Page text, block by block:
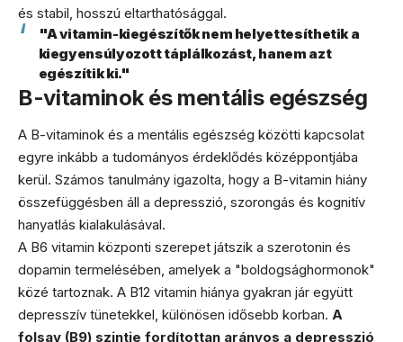
és stabil, hosszú eltarthatósággal.
"A vitamin-kiegészítők nem helyettesíthetik a
kiegyensúlyozott táplálkozást, hanem azt
egészítik ki."
B-vitaminok és mentális egészség
A B-vitaminok és a mentális egészség közötti kapcsolat
egyre inkább a tudományos érdeklődés középpontjába
kerül. Számos tanulmány igazolta, hogy a B-vitamin hiány
összefüggésben áll a depresszió, szorongás és kognitív
hanyatlás kialakulásával.
A B6 vitamin központi szerepet játszik a szerotonin és
dopamin termelésében, amelyek a "boldogsághormonok"
közé tartoznak. A B12 vitamin hiánya gyakran jár együtt
depresszív tünetekkel, különösen idősebb korban. A
folsav (B9) szintje fordítottan arányos a depresszió